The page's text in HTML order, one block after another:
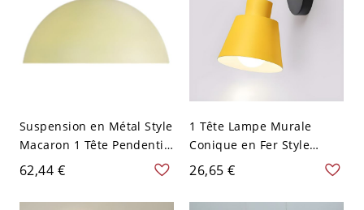
Suspension en Métal Style
Macaron 1 Tête Pendentif
Suspendu en Forme de
Dôme - 110 V-120 V Jaune
30,48 cm
62,44 €
1 Tête Lampe Murale
Conique en Fer Style
Nordique Macaron
Applique pour Chevet -
110 V-120 V Jaune
26,65 €